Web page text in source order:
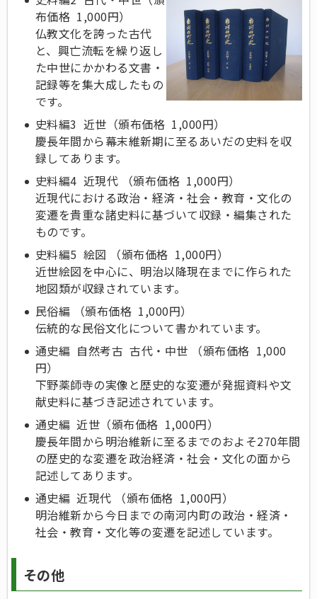
布価格 1,000円）
仏教文化を誇った古代
と、興亡流転を繰り返し
た中世にかかわる文書・
記録等を集大成したもの
です。
史料編3 近世（頒布価格 1,000円）
慶長年間から幕末維新期に至るあいだの史料を収
録してあります。
史料編4 近現代 （頒布価格 1,000円）
近現代における政治・経済・社会・教育・文化の
変遷を貴重な諸史料に基づいて収録・編集された
ものです。
史料編5 絵図 （頒布価格 1,000円）
近世絵図を中心に、明治以降現在までに作られた
地図類が収録されています。
民俗編 （頒布価格 1,000円）
伝統的な民俗文化について書かれています。
通史編 自然考古 古代・中世 （頒布価格 1,000
円）
下野薬師寺の実像と歴史的な変遷が発掘資料や文
献史料に基づき記述されています。
通史編 近世（頒布価格 1,000円）
慶長年間から明治維新に至るまでのおよそ270年間
の歴史的な変遷を政治経済・社会・文化の面から
記述してあります。
通史編 近現代 （頒布価格 1,000円）
明治維新から今日までの南河内町の政治・経済・
社会・教育・文化等の変遷を記述しています。
その他